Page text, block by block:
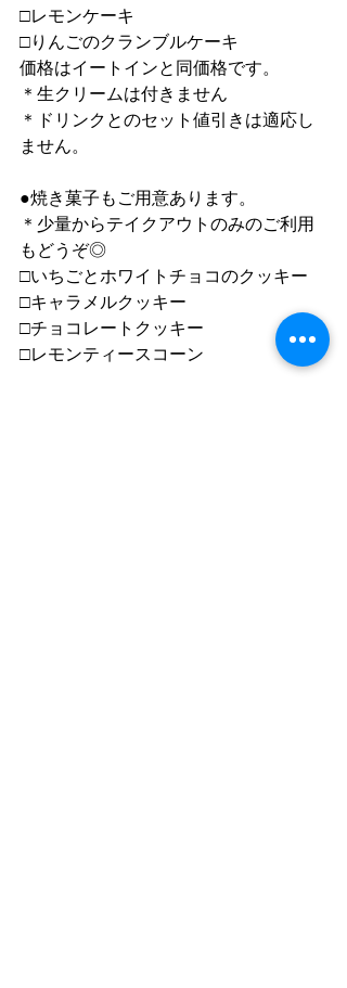
□レモンケーキ
□りんごのクランブルケーキ
価格はイートインと同価格です。
＊生クリームは付きません
＊ドリンクとのセット値引きは適応し
ません。
●焼き菓子もご用意あります。
＊少量からテイクアウトのみのご利用
もどうぞ◎
□いちごとホワイトチョコのクッキー
□キャラメルクッキー
□チョコレートクッキー
□レモンティースコーン